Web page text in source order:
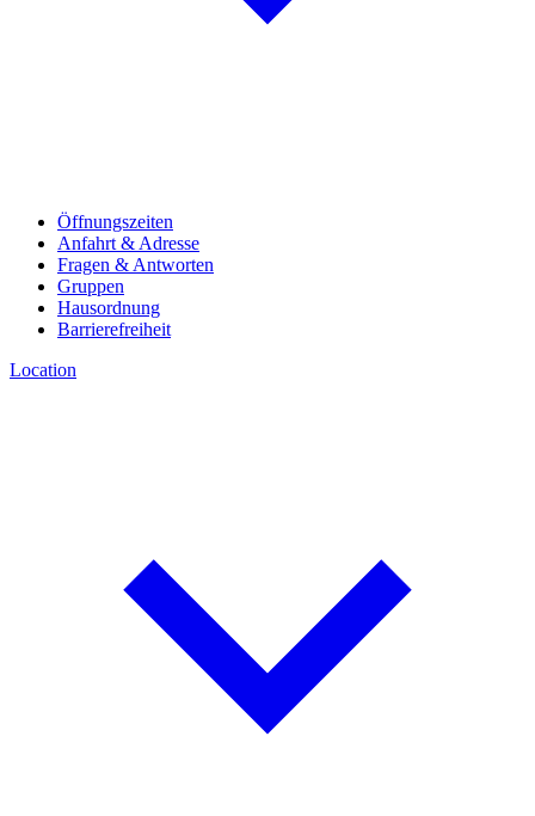
Öffnungszeiten
Anfahrt & Adresse
Fragen & Antworten
Gruppen
Hausordnung
Barrierefreiheit
Location